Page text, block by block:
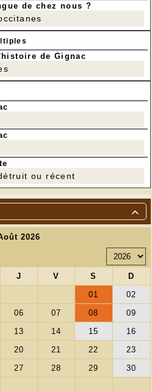

---
3€
soutien: 4€
de chez nous ?
de Gignac
ou récent